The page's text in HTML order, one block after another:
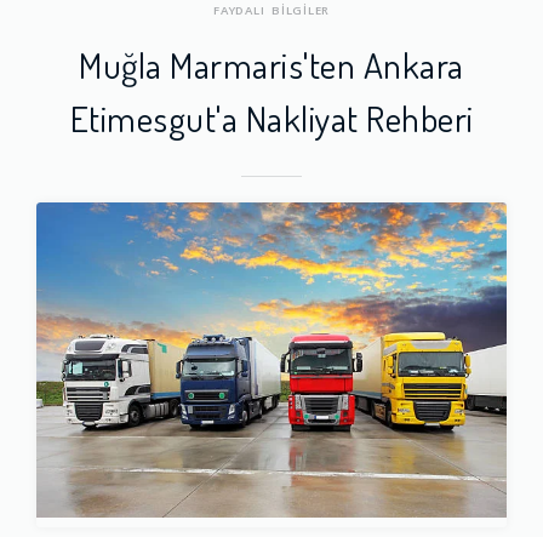
FAYDALI BİLGİLER
Muğla Marmaris'ten Ankara
Etimesgut'a Nakliyat Rehberi